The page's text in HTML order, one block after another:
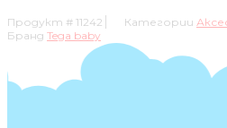
Продукт # 11242 Категории
Бранд Tega baby